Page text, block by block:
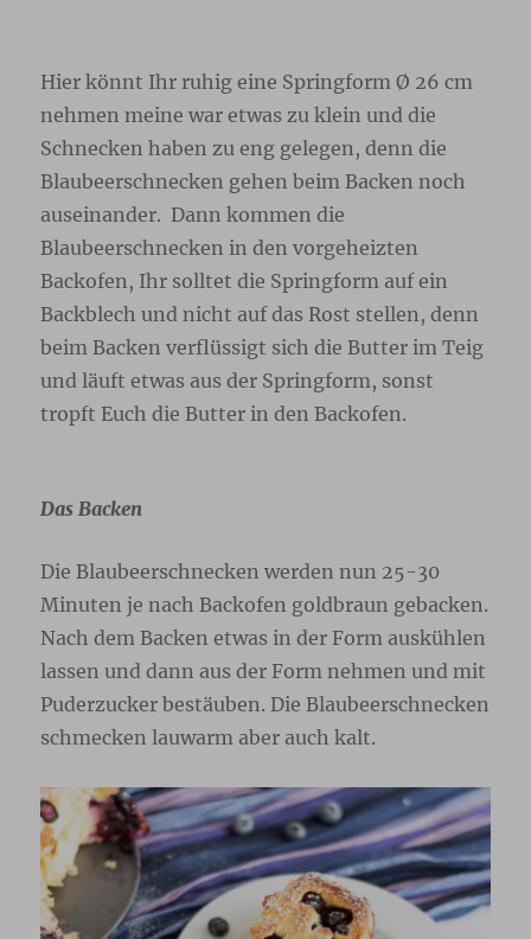
Hier könnt Ihr ruhig eine Springform Ø 26 cm
nehmen meine war etwas zu klein und die
Schnecken haben zu eng gelegen, denn die
Blaubeerschnecken gehen beim Backen noch
auseinander. Dann kommen die
Blaubeerschnecken in den vorgeheizten
Backofen, Ihr solltet die Springform auf ein
Backblech und nicht auf das Rost stellen, denn
beim Backen verflüssigt sich die Butter im Teig
und läuft etwas aus der Springform, sonst
tropft Euch die Butter in den Backofen.
Das Backen
Die Blaubeerschnecken werden nun 25-30
Minuten je nach Backofen goldbraun gebacken.
Nach dem Backen etwas in der Form auskühlen
lassen und dann aus der Form nehmen und mit
Puderzucker bestäuben. Die Blaubeerschnecken
schmecken lauwarm aber auch kalt.